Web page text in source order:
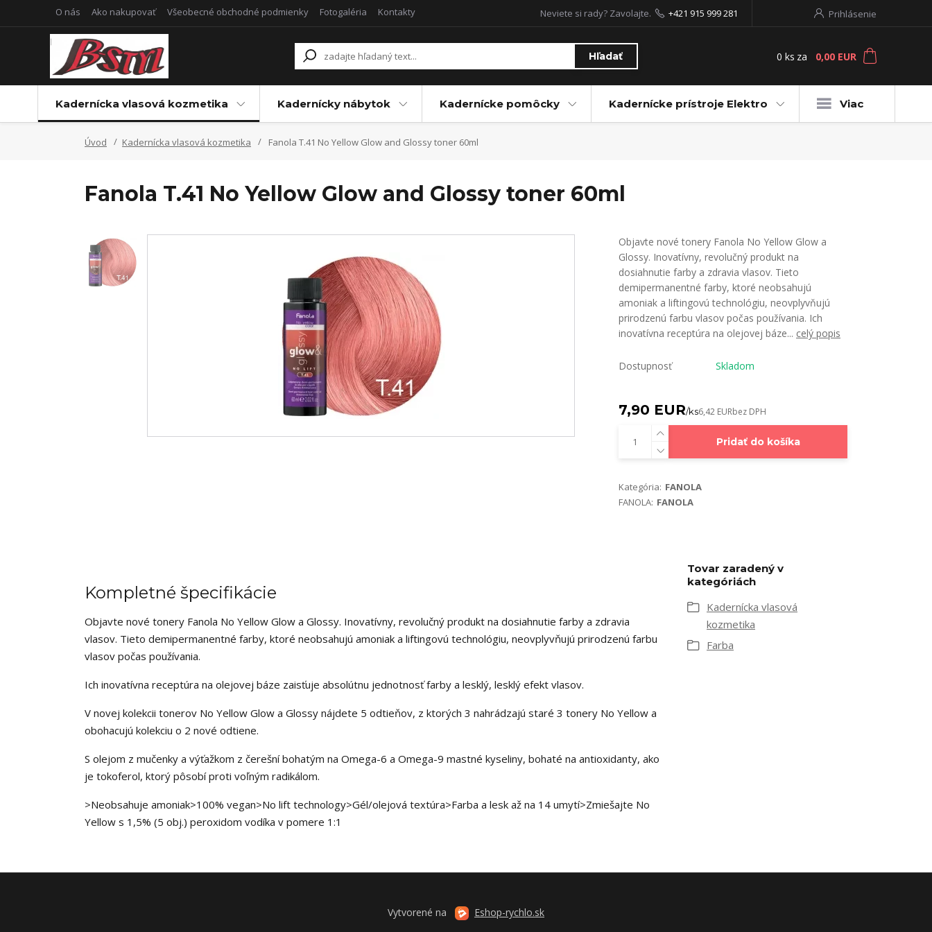
O nás Ako nakupovať Všeobecné obchodné podmienky Fotogaléria Kontakty Prihlásenie
Hľadať
Neviete si rady? Zavolajte. +421 915 999 281
0 ks za 0,00 EUR
Kadernícka vlasová kozmetika Kadernícky nábytok Kadernícke pomôcky Kadernícke prístroje Elektro Viac
Úvod Kadernícka vlasová kozmetika Fanola T.41 No Yellow Glow and Glossy toner 60ml
Fanola T.41 No Yellow Glow and Glossy toner 60ml
Objavte nové tonery Fanola No Yellow Glow a
Glossy. Inovatívny, revolučný produkt na
dosiahnutie farby a zdravia vlasov. Tieto
demipermanentné farby, ktoré neobsahujú
amoniak a liftingovú technológiu, neovplyvňujú
prirodzenú farbu vlasov počas používania. Ich
inovatívna receptúra ​​na olejovej báze... celý popis
Dostupnosť Skladom
7,90 EUR/ks6,42 EURbez DPH
Pridať do košíka
Kategória: FANOLA
FANOLA: FANOLA
Kompletné špecifikácie
Objavte nové tonery Fanola No Yellow Glow a Glossy. Inovatívny, revolučný produkt na dosiahnutie farby a zdravia
vlasov. Tieto demipermanentné farby, ktoré neobsahujú amoniak a liftingovú technológiu, neovplyvňujú prirodzenú farbu
vlasov počas používania.
Ich inovatívna receptúra ​​na olejovej báze zaisťuje absolútnu jednotnosť farby a lesklý, lesklý efekt vlasov.
V novej kolekcii tonerov No Yellow Glow a Glossy nájdete 5 odtieňov, z ktorých 3 nahrádzajú staré 3 tonery No Yellow a
obohacujú kolekciu o 2 nové odtiene.
S olejom z mučenky a výťažkom z čerešní bohatým na Omega-6 a Omega-9 mastné kyseliny, bohaté na antioxidanty, ako
je tokoferol, ktorý pôsobí proti voľným radikálom.
>Neobsahuje amoniak>100% vegan>No lift technology>Gél/olejová textúra>Farba a lesk až na 14 umytí>Zmiešajte No
Yellow s 1,5% (5 obj.) peroxidom vodíka v pomere 1:1
Tovar zaradený v
kategóriách
Kadernícka vlasová
kozmetika
Farba
Vytvorené na Eshop-rychlo.sk